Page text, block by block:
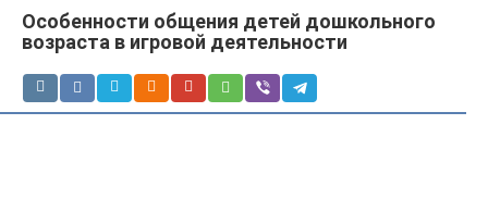
Особенности общения детей дошкольного
возраста в игровой деятельности